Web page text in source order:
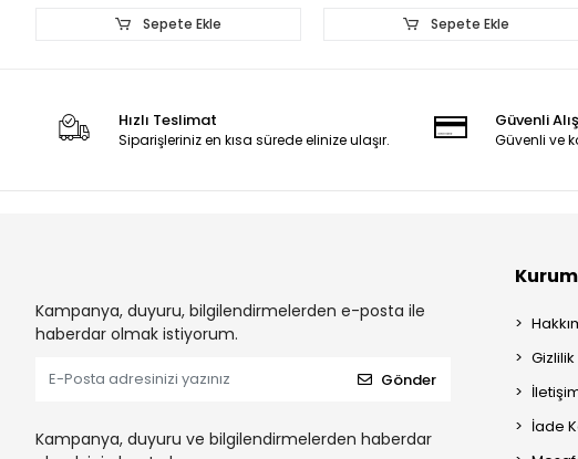
Sepete Ekle Sepete Ekle
Hızlı Teslimat
Siparişleriniz en kısa sürede elinize ulaşır.
Güvenli
Güvenli ve
Kampanya, duyuru, bilgilendirmelerden e-posta ile
haberdar olmak istiyorum.
Gönder
Kampanya, duyuru ve bilgilendirmelerden haberdar
İade